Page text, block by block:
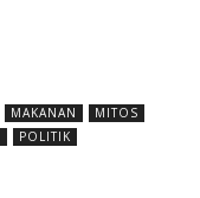
MAKANAN
MITOS
POLITIK